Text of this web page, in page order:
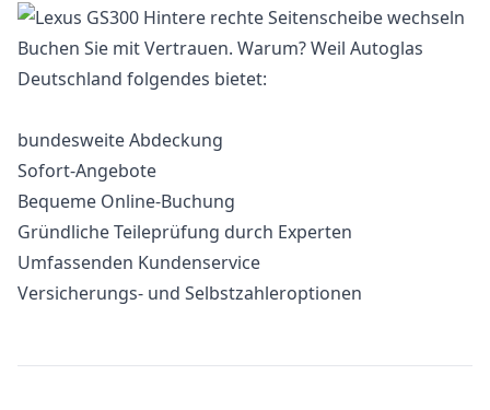
Buchen Sie mit Vertrauen. Warum? Weil Autoglas
Deutschland folgendes bietet:
bundesweite Abdeckung
Sofort-Angebote
Bequeme Online-Buchung
Gründliche Teileprüfung durch Experten
Umfassenden Kundenservice
Versicherungs- und Selbstzahleroptionen